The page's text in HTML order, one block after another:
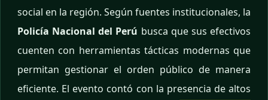
social en la región. Según fuentes institucionales, la
Policía Nacional del Perú busca que sus efectivos
cuenten con herramientas tácticas modernas que
permitan gestionar el orden público de manera
eficiente. El evento contó con la presencia de altos